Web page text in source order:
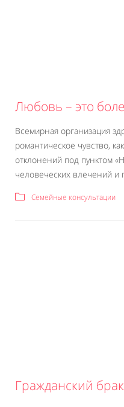
Любовь – это
Всемирная организация
романтическое чувство,
отклонений под пунктом
человеческих влечений и
Семейные консультации
Гражданский брак